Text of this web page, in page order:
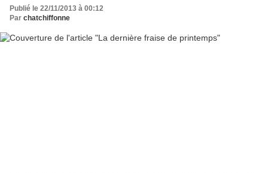
Publié le 22/11/2013 à 00:12
Par chatchiffonne